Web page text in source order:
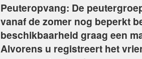
Peuteropvang: De
vanaf de zomer nog beperkt
beschikbaarheid graag een
Alvorens u registreert het